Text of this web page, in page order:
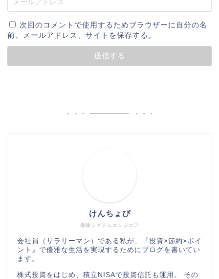
次回のコメントで使用するためブラウザーに自分の名
前、メールアドレス、サイトを保存する。
保険システムエンジニア
けんちょぴ
会社員（サラリーマン）である私が、『投資×節約×ポイ
ント』で優雅な生活を実現するためにブログを書いてい
ます。
株式投資をはじめ、積立NISAで投資信託も運用。 その